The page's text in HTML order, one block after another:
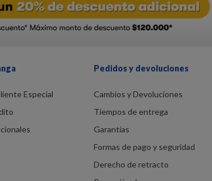
Especial
Pedidos y devoluciones
Cambios y Devoluciones
Tiempos de entrega
Garantías
Formas de pago y seguridad
Derecho de retracto